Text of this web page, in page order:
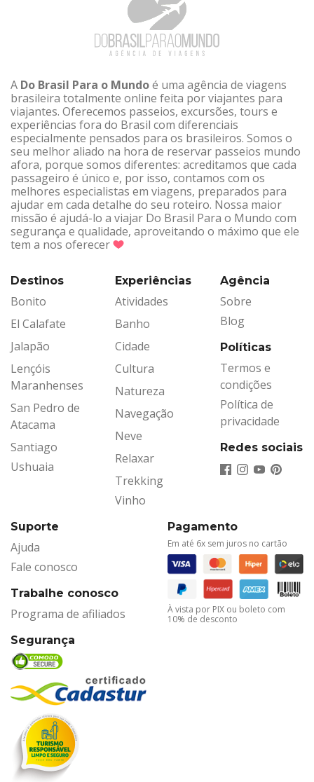
A Do Brasil Para o Mundoé uma agência de viagens
brasileira totalmente online feita por viajantes para
viajantes. Oferecemos passeios, excursões, tours e
experiências fora do Brasil com diferenciais
especialmente pensados para os brasileiros. Somos o
seu melhor aliado na hora de reservar passeios mundo
afora, porque somos diferentes: acreditamos que cada
passageiro é único e, por isso, contamos com os
melhores especialistas em viagens, preparados para
ajudar em cada detalhe do seu roteiro. Nossa maior
missão é ajudá-lo a viajar Do Brasil Para o Mundo com
segurança e qualidade, aproveitando o máximo que ele
tem a nos oferecer
Destinos
Bonito
El Calafate
Jalapão
Lençóis
Maranhenses
San Pedro de
Atacama
Santiago
Ushuaia
Experiências
Atividades
Banho
Cidade
Cultura
Natureza
Navegação
Neve
Relaxar
Trekking
Vinho
Agência
Sobre
Blog
Políticas
Termos e
condições
Política de
privacidade
Redes sociais
Suporte
Ajuda
Fale conosco
Trabalhe conosco
Programa de afiliados
Segurança
Pagamento
Em até 6x sem juros no cartão
À vista por PIX ou boleto com
10% de desconto